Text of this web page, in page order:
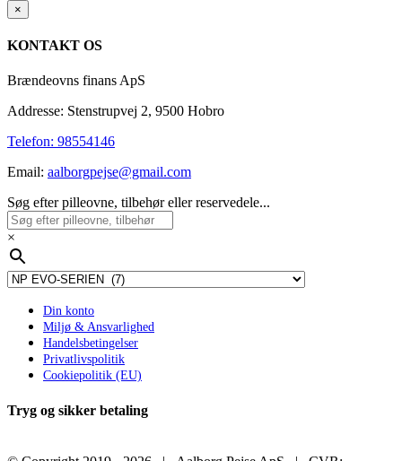
Close
product
view
×
KONTAKT OS
Brændeovns finans ApS
Addresse: Stenstrupvej 2, 9500 Hobro
Telefon: 98554146
Email: aalborgpejse@gmail.com
Søg efter pilleovne, tilbehør eller reservedele...
×
Din konto
Miljø & Ansvarlighed
Handelsbetingelser
Privatlivspolitik
Cookiepolitik (EU)
Tryg og sikker betaling